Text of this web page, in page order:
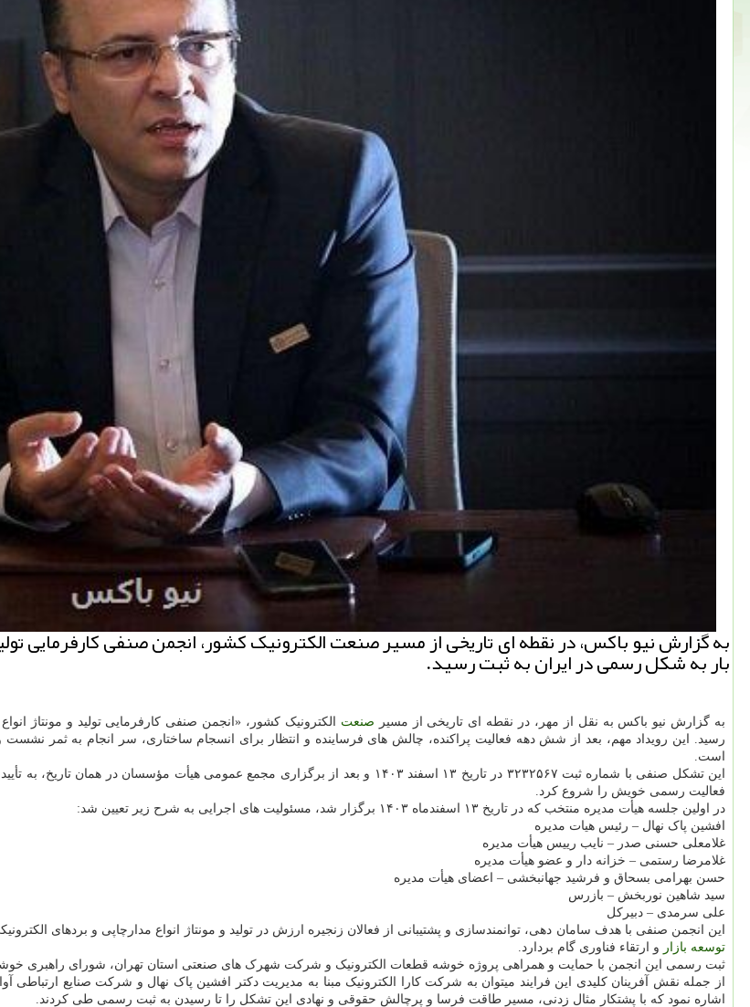
به گزارش نیو باکس، در نقطه ای تاریخی از مسیر صنعت الکترونیک کشور، انجمن صنفی کارفرمایی
بار به شکل رسمی در ایران به ثبت رسید.
به گزارش نیو باکس به نقل از مهر، در نقطه ای تاریخی از مسیر صنعت الکترونیک کشور، «انجمن صنفی کارفرمایی تولید و مونتاژ
رسید. این رویداد مهم، بعد از شش دهه فعالیت پراکنده، چالش های فرساینده و انتظار برای انسجام ساختاری، سر انجام به ثمر
است.
این تشکل صنفی با شماره ثبت ۳۲۳۲۵۶۷ در تاریخ ۱۳ اسفند ۱۴۰۳ و بعد از برگزاری مجمع عمومی هیأت مؤسسان در همان تاریخ، به تأیید اداره کل
فعالیت رسمی خویش را شروع کرد.
در اولین جلسه هیأت مدیره منتخب که در تاریخ ۱۳ اسفندماه ۱۴۰۳ برگزار شد، مسئولیت های اجرایی به شرح زیر تعیین شد:
افشین پاک نهال – رئیس هیات مدیره
غلامعلی حسنی صدر – نایب رییس هیأت مدیره
غلامرضا رستمی – خزانه دار و عضو هیأت مدیره
حسن بهرامی بسحاق و فرشید جهانبخشی – اعضای هیأت مدیره
سید شاهین نوربخش – بازرس
علی سرمدی – دبیرکل
این انجمن صنفی با هدف سامان دهی، توانمندسازی و پشتیبانی از فعالان زنجیره ارزش در تولید و مونتاژ انواع مدارچاپی و بردهای
توسعه بازار و ارتقاء فناوری گام بردارد.
ثبت رسمی این انجمن با حمایت و همراهی پروژه خوشه قطعات الکترونیک و شرکت شهرک های صنعتی استان تهران، شورای راهبری
از جمله نقش آفرینان کلیدی این فرایند میتوان به شرکت کارا الکترونیک مبنا به مدیریت دکتر افشین پاک نهال و شرکت صنایع
اشاره نمود که با پشتکار مثال زدنی، مسیر طاقت فرسا و پرچالش حقوقی و نهادی این تشکل را تا رسیدن به ثبت رسمی طی کردند.